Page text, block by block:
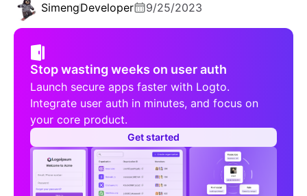
SimengDeveloper 9/25/2023
Stop wasting weeks on user auth
Launch secure apps faster with Logto.
Integrate user auth in minutes, and focus on
your core product.
Get started